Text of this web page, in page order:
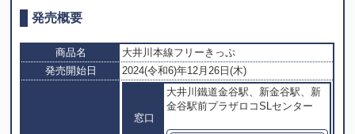
発売概要
商品名
大井川本線フリーきっぷ
発売開始日
2024(令和6)年12月26日(木)
窓口
大井川鐵道金谷駅、新金谷駅、新
金谷駅前プラザロコSLセンター